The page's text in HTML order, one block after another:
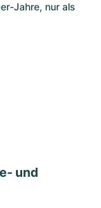
Jahre, nur als
und